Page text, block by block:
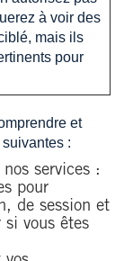
à voir des
mais ils
pour
et
:
services :
pour
de session et
si vous êtes